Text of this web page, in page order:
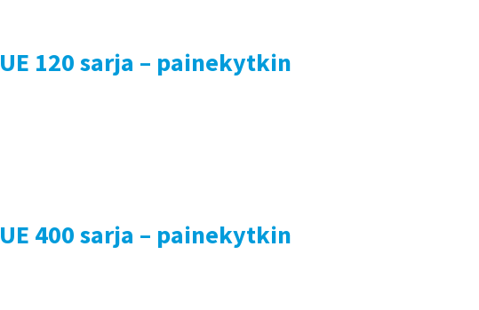
UE 120 sarja – painekytkin
UE 400 sarja – painekytkin